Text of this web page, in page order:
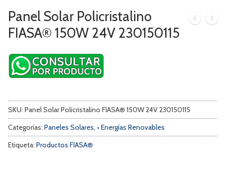
Panel Solar Policristalino
FIASA® 150W 24V 230150115
SKU: Panel Solar Policristalino FIASA® 150W 24V 230150115
Categorías: Paneles Solares, • Energías Renovables
Etiqueta: Productos FIASA®